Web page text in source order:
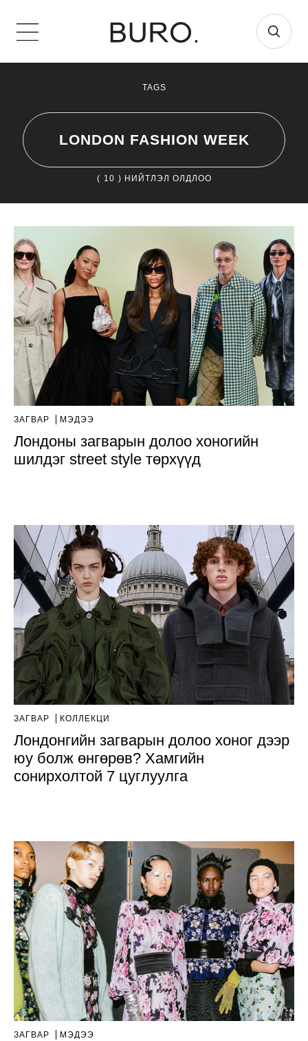
TAGS
LONDON FASHION WEEK
( 10 ) НИЙТЛЭЛ ОЛДЛОО
ЗАГВАР МЭДЭЭ
Лондоны загварын долоо хоногийн
шилдэг street style төрхүүд
ЗАГВАР КОЛЛЕКЦИ
Лондонгийн загварын долоо хоног дээр
юу болж өнгөрөв? Хамгийн
сонирхолтой 7 цуглуулга
ЗАГВАР МЭДЭЭ